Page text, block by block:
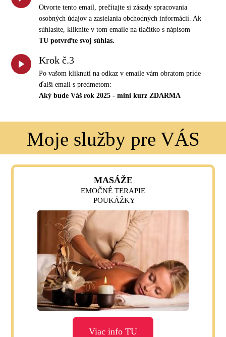
Otvorte tento email, prečítajte si zásady spracovania
osobných údajov a zasielania obchodných informácií. Ak
súhlasíte, kliknite v tom emaile na tlačítko s nápisom
TU potvrďte svoj súhlas.
Krok č.3
Po vašom kliknutí na odkaz v emaile vám obratom príde
ďalší email s predmetom:
Aký bude Váš rok 2025 - mini kurz ZDARMA
Moje služby pre VÁS
MASÁŽE
EMOČNÉ TERAPIE
POUKÁŽKY
Viac info TU